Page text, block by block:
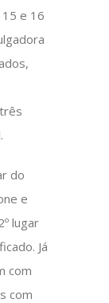
e 16
do
e
lugar
Já
com
com